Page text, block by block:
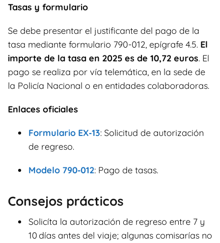
Tasas y formulario
Se debe presentar el justificante del pago de la
tasa mediante formulario 790-012, epígrafe 4.5. El
importe de la tasa en 2025 es de 10,72 euros. El
pago se realiza por vía telemática, en la sede de
la Policía Nacional o en entidades colaboradoras.
Enlaces oficiales
Formulario EX‑13: Solicitud de autorización
de regreso.
Modelo 790‑012: Pago de tasas.
Consejos prácticos
Solicíta la autorización de regreso entre 7 y
10 días antes del viaje; algunas comisarías no